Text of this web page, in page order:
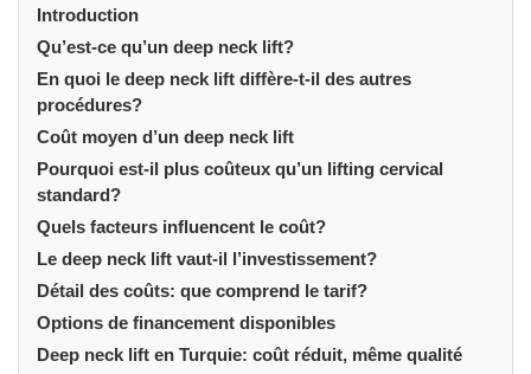
Introduction
Qu’est-ce qu’un deep neck lift?
En quoi le deep neck lift diffère-t-il des autres
procédures?
Coût moyen d’un deep neck lift
Pourquoi est-il plus coûteux qu’un lifting cervical
standard?
Quels facteurs influencent le coût?
Le deep neck lift vaut-il l’investissement?
Détail des coûts: que comprend le tarif?
Options de financement disponibles
Deep neck lift en Turquie: coût réduit, même qualité